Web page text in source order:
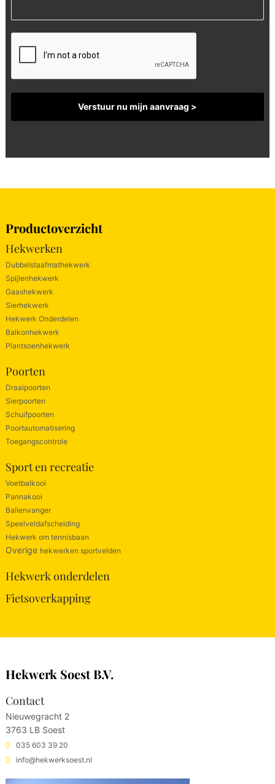
Productoverzicht
Hekwerken
Dubbelstaafmathekwerk
Spijlenhekwerk
Gaashekwerk
Sierhekwerk
Hekwerk Onderdelen
Balkonhekwerk
Plantsoenhekwerk
Poorten
Draaipoorten
Sierpoorten
Schuifpoorten
Poortautomatisering
Toegangscontrole
Sport en recreatie
Voetbalkooi
Pannakooi
Ballenvanger
Speelveldafscheiding
Hekwerk om tennisbaan
Overige hekwerken sportvelden
Hekwerk onderdelen
Fietsoverkapping
Hekwerk Soest B.V.
Contact
Nieuwegracht 2
3763 LB Soest
035 603 39 20
info@hekwerksoest.nl